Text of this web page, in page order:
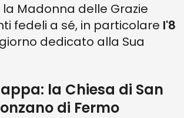
Madonna delle Grazie
fedeli a sé, in particolare l'8
giorno dedicato alla Sua
la Chiesa di San
di Fermo